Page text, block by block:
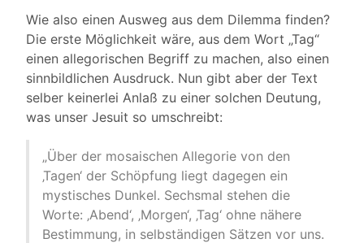
Wie also einen Ausweg aus dem Dilemma finden?
Die erste Möglichkeit wäre, aus dem Wort „Tag“
einen allegorischen Begriff zu machen, also einen
sinnbildlichen Ausdruck. Nun gibt aber der Text
selber keinerlei Anlaß zu einer solchen Deutung,
was unser Jesuit so umschreibt:
„Über der mosaischen Allegorie von den
‚Tagen‘ der Schöpfung liegt dagegen ein
mystisches Dunkel. Sechsmal stehen die
Worte: ‚Abend‘, ‚Morgen‘, ‚Tag‘ ohne nähere
Bestimmung, in selbständigen Sätzen vor uns.